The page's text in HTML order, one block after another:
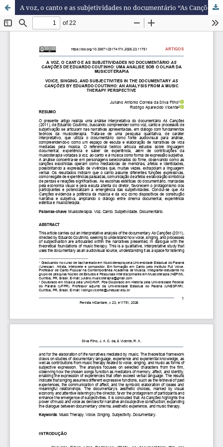
A voz, o canto e as subjetividades no documentário “As Canções” de Eduardo Coutinho: uma análise sob o olhar da musicoterapia